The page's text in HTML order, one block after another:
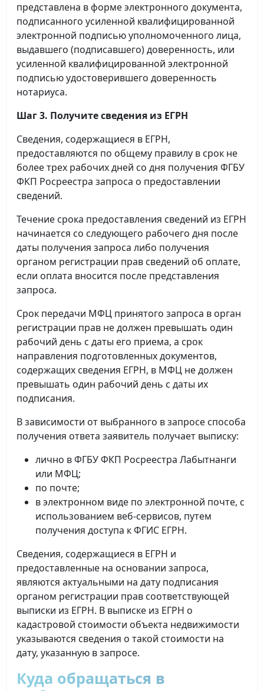
представлена в форме электронного документа,
подписанного усиленной квалифицированной
электронной подписью уполномоченного лица,
выдавшего (подписавшего) доверенность, или
усиленной квалифицированной электронной
подписью удостоверившего доверенность
нотариуса.
Шаг 3. Получите сведения из ЕГРН
Сведения, содержащиеся в ЕГРН,
предоставляются по общему правилу в срок не
более трех рабочих дней со дня получения ФГБУ
ФКП Росреестра запроса о предоставлении
сведений.
Течение срока предоставления сведений из ЕГРН
начинается со следующего рабочего дня после
даты получения запроса либо получения
органом регистрации прав сведений об оплате,
если оплата вносится после представления
запроса.
Срок передачи МФЦ принятого запроса в орган
регистрации прав не должен превышать один
рабочий день с даты его приема, а срок
направления подготовленных документов,
содержащих сведения ЕГРН, в МФЦ не должен
превышать один рабочий день с даты их
подписания.
В зависимости от выбранного в запросе способа
получения ответа заявитель получает выписку:
лично в ФГБУ ФКП Росреестра Лабытнанги
или МФЦ;
по почте;
в электронном виде по электронной почте, с
использованием веб-сервисов, путем
получения доступа к ФГИС ЕГРН.
Сведения, содержащиеся в ЕГРН и
предоставленные на основании запроса,
являются актуальными на дату подписания
органом регистрации прав соответствующей
выписки из ЕГРН. В выписке из ЕГРН о
кадастровой стоимости объекта недвижимости
указываются сведения о такой стоимости на
дату, указанную в запросе.
Куда обращаться в